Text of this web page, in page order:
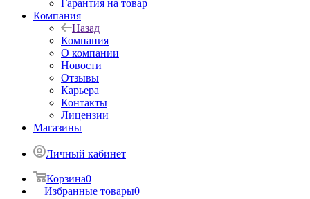
Гарантия на товар
Компания
Назад
Компания
О компании
Новости
Отзывы
Карьера
Контакты
Лицензии
Магазины
Личный кабинет
Корзина0
Избранные товары0